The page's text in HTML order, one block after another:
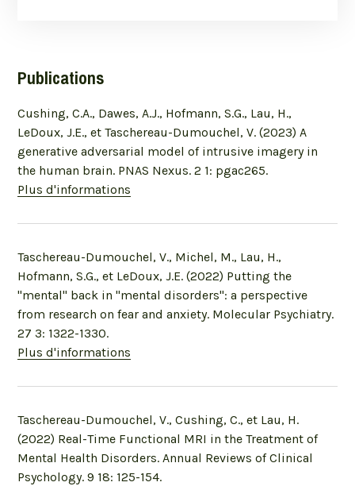
Publications
Cushing, C.A., Dawes, A.J., Hofmann, S.G., Lau, H.,
LeDoux, J.E., et Taschereau-Dumouchel, V. (2023) A
generative adversarial model of intrusive imagery in
the human brain. PNAS Nexus. 2 1: pgac265.
Plus d'informations
Taschereau-Dumouchel, V., Michel, M., Lau, H.,
Hofmann, S.G., et LeDoux, J.E. (2022) Putting the
"mental" back in "mental disorders": a perspective
from research on fear and anxiety. Molecular Psychiatry.
27 3: 1322-1330.
Plus d'informations
Taschereau-Dumouchel, V., Cushing, C., et Lau, H.
(2022) Real-Time Functional MRI in the Treatment of
Mental Health Disorders. Annual Reviews of Clinical
Psychology. 9 18: 125-154.